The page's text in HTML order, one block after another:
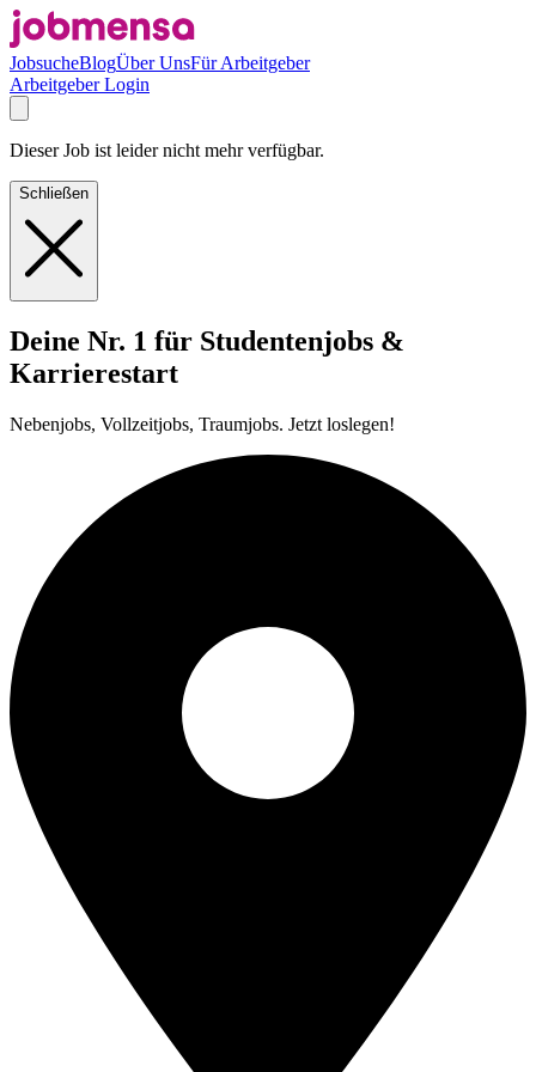
JobsucheBlogÜber UnsFür Arbeitgeber
Arbeitgeber Login
Dieser Job ist leider nicht mehr verfügbar.
Schließen
Deine Nr. 1 für Studentenjobs &
Karrierestart
Nebenjobs, Vollzeitjobs, Traumjobs. Jetzt loslegen!